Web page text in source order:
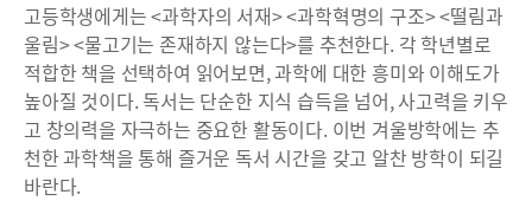
고등학생에게는 <과학자의 서재> <과학혁명의 구조> <떨림과
울림> <물고기는 존재하지 않는다>를 추천한다. 각 학년별로
적합한 책을 선택하여 읽어보면, 과학에 대한 흥미와 이해도가
높아질 것이다. 독서는 단순한 지식 습득을 넘어, 사고력을 키우
고 창의력을 자극하는 중요한 활동이다. 이번 겨울방학에는 추
천한 과학책을 통해 즐거운 독서 시간을 갖고 알찬 방학이 되길
바란다.